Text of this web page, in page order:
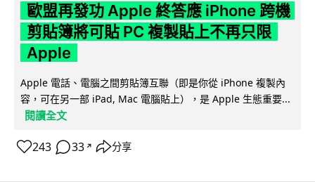
歐盟再發功 Apple 終答應 iPhone 跨機
剪貼簿將可貼 PC 複製貼上不再只限
Apple
Apple 電話、電腦之間剪貼簿互聯（即是你從 iPhone 複製內
容，可在另一部 iPad, Mac 電腦貼上），是 Apple 生態重要...
閱讀全文
243 33 ↗ 分享